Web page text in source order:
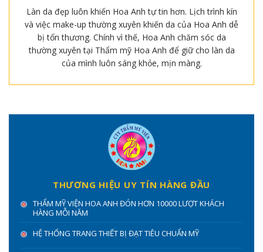
Làn da đẹp luôn khiến Hoa Anh tự tin hơn. Lịch trình kín
và việc make-up thường xuyên khiến da của Hoa Anh dễ
bị tổn thương. Chính vì thế, Hoa Anh chăm sóc da
thường xuyên tại Thẩm mỹ Hoa Anh để giữ cho làn da
của mình luôn sáng khỏe, mịn màng.
THƯƠNG HIỆU UY TÍN HÀNG ĐẦU
THẨM MỸ VIỆN HOA ANH ĐÓN HƠN 10000 LƯỢT KHÁCH
HÀNG MỖI NĂM
HỆ THỐNG TRANG THIẾT BỊ ĐẠT TIÊU CHUẨN MỸ